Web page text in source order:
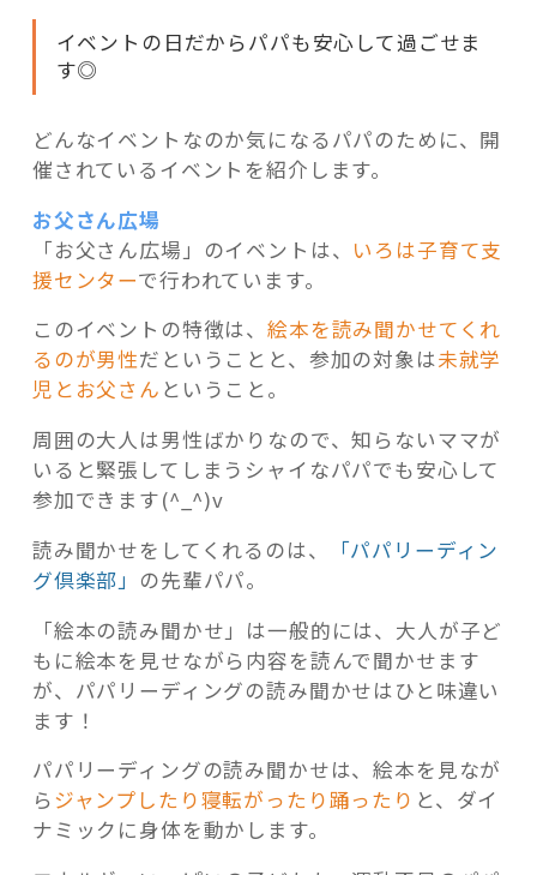
イベントの日だからパパも安心して過ごせま
す◎
どんなイベントなのか気になるパパのために、開
催されているイベントを紹介します。
お父さん広場
「お父さん広場」のイベントは、 いろは子育て支
援センターで行われています。
このイベントの特徴は、絵本を読み聞かせてくれ
るのが男性だということと、参加の対象は未就学
児とお父さん ということ。
周囲の大人は男性ばかりなので、知らないママが
いると緊張してしまうシャイなパパでも安心して
参加できます(^_^)v
読み聞かせをしてくれるのは、
「パパリーディン
グ倶楽部」 の先輩パパ。
「絵本の読み聞かせ」は一般的には、大人が子ど
もに絵本を見せながら内容を読んで聞かせます
が、パパリーディングの読み聞かせはひと味違い
ます！
パパリーディングの読み聞かせは、絵本を見なが
らジャンプしたり寝転がったり踊ったり と、ダイ
ナミックに身体を動かします。